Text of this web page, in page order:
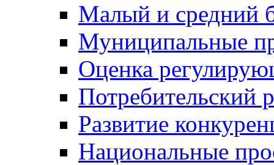
Малый и средний
Муниципальные
Оценка
Потребительский
Развитие
Национальные